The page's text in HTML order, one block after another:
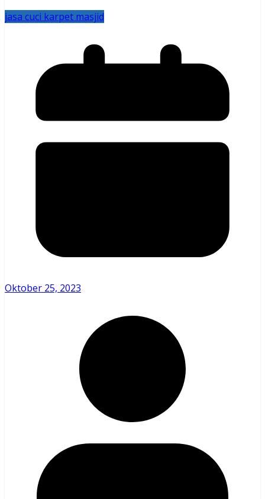
jasa cuci karpet masjid
Oktober 25, 2023